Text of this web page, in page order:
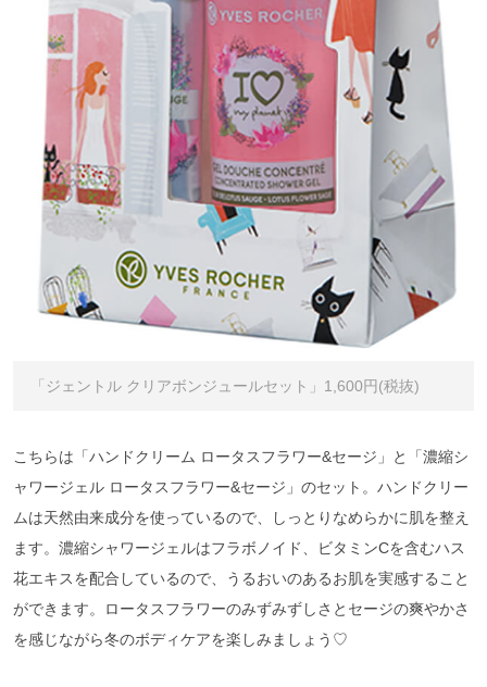
「ジェントル クリアボンジュールセット」1,600円(税抜)
こちらは「ハンドクリーム ロータスフラワー&セージ」と「濃縮シ
ャワージェル ロータスフラワー&セージ」のセット。ハンドクリー
ムは天然由来成分を使っているので、しっとりなめらかに肌を整え
ます。濃縮シャワージェルはフラボノイド、ビタミンCを含むハス
花エキスを配合しているので、うるおいのあるお肌を実感すること
ができます。ロータスフラワーのみずみずしさとセージの爽やかさ
を感じながら冬のボディケアを楽しみましょう♡